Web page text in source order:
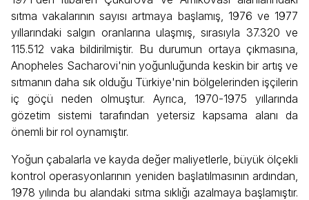
sıtma vakalarının sayısı artmaya başlamış, 1976 ve 1977
yıllarındaki salgın oranlarına ulaşmış, sırasıyla 37.320 ve
115.512 vaka bildirilmiştir. Bu durumun ortaya çıkmasına,
Anopheles Sacharovi'nin yoğunluğunda keskin bir artış ve
sıtmanın daha sık olduğu Türkiye'nin bölgelerinden işçilerin
iç göçü neden olmuştur. Ayrıca, 1970-1975 yıllarında
gözetim sistemi tarafından yetersiz kapsama alanı da
önemli bir rol oynamıştır.
Yoğun çabalarla ve kayda değer maliyetlerle, büyük ölçekli
kontrol operasyonlarının yeniden başlatılmasının ardından,
1978 yılında bu alandaki sıtma sıklığı azalmaya başlamıştır.